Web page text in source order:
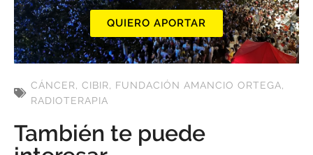
QUIERO APORTAR
CÁNCER, CIBIR, FUNDACIÓN AMANCIO ORTEGA,
RADIOTERAPIA
También te puede